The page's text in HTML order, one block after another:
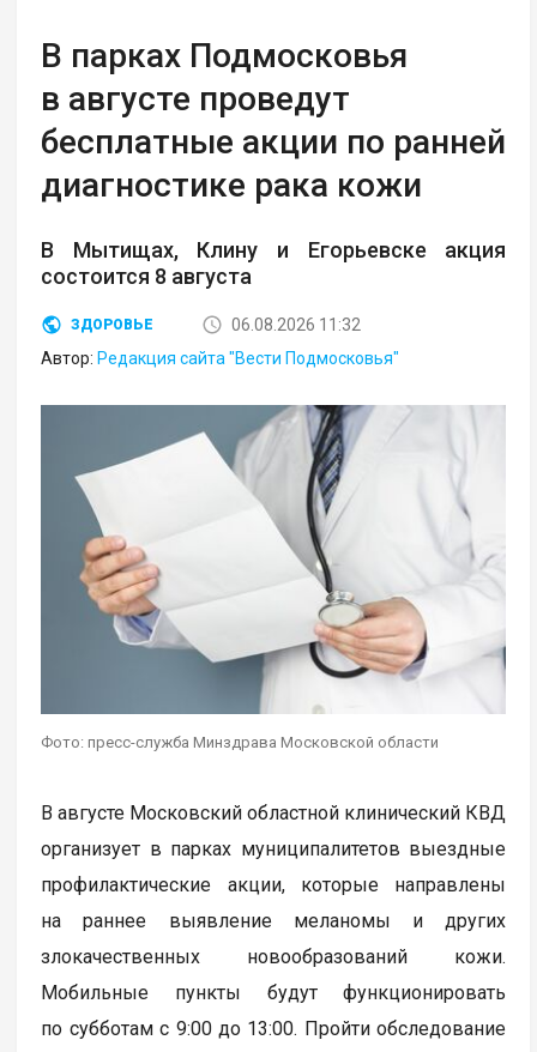
В парках Подмосковья
в августе проведут
бесплатные акции по ранней
диагностике рака кожи
В Мытищах, Клину и Егорьевске акция
состоится 8 августа
ЗДОРОВЬЕ
06.08.2026 11:32
Автор: Редакция сайта "Вести Подмосковья"
Фото: пресс-служба Минздрава Московской области
В августе Московский областной клинический КВД
организует в парках муниципалитетов выездные
профилактические акции, которые направлены
на раннее выявление меланомы и других
злокачественных новообразований кожи.
Мобильные пункты будут функционировать
по субботам с 9:00 до 13:00. Пройти обследование